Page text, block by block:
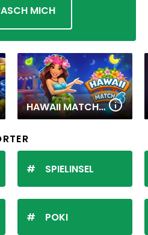
MICH
HAWAII MATCH 6
SPIELINSEL
POKI